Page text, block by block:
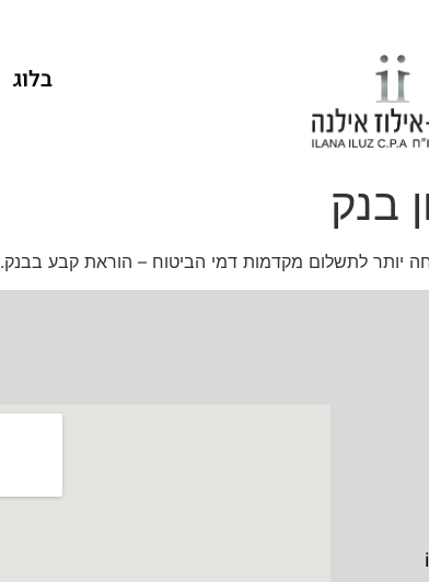
בלוג
בנק
יותר לתשלום מקדמות דמי הביטוח – הוראת קבע בבנק.